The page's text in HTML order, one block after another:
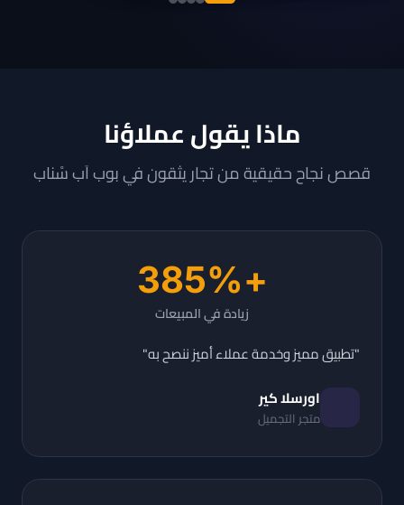
ماذا يقول عملاؤنا
قصص نجاح حقيقية من تجار يثقون في بوب اَب سْناب
+385%
زيادة في المبيعات
"تطبيق مميز وخدمة عملاء أميز ننصح به"
اورسلا كير
متجر التجميل